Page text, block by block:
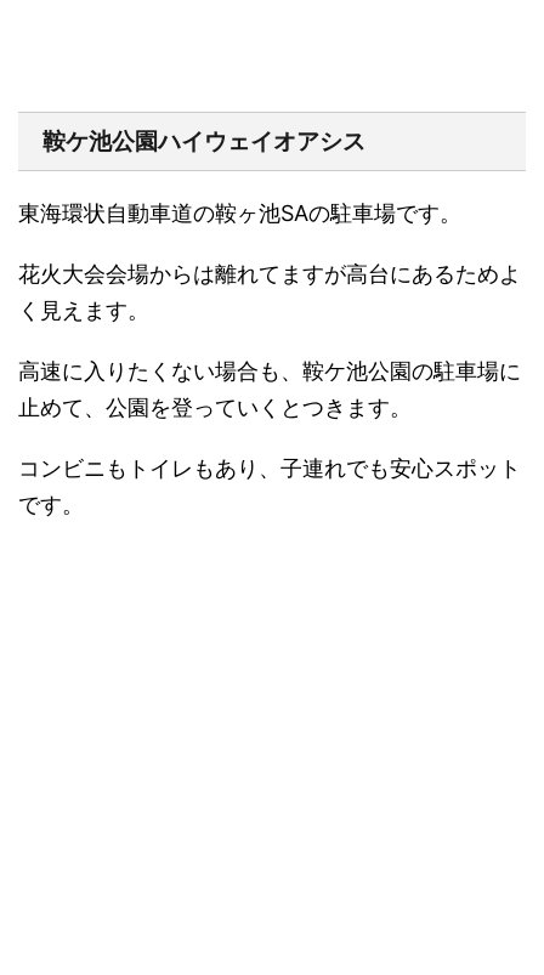
鞍ケ池公園ハイウェイオアシス
東海環状自動車道の鞍ヶ池SAの駐車場です。
花火大会会場からは離れてますが高台にあるためよ
く見えます。
高速に入りたくない場合も、鞍ケ池公園の駐車場に
止めて、公園を登っていくとつきます。
コンビニもトイレもあり、子連れでも安心スポット
です。